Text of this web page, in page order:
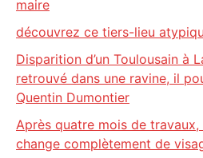
maire
découvrez ce tiers-lieu
Disparition d’un Toulousain à
retrouvé dans une ravine, il
Quentin Dumontier
Après quatre mois de
change complètement de